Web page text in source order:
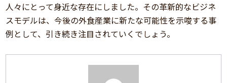
人々にとって身近な存在にしました。その革新的なビジネ
スモデルは、今後の外食産業に新たな可能性を示唆する事
例として、引き続き注目されていくでしょう。